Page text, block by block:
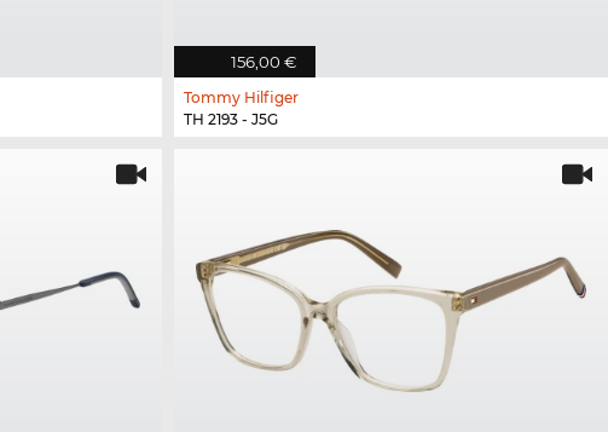
156,00 €
Tommy Hilfiger
TH 2193 - J5G